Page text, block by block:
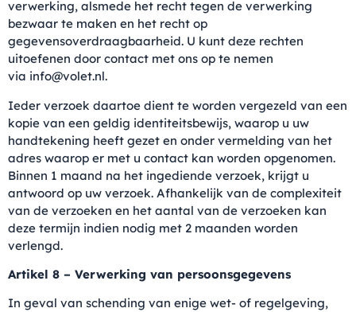
verwerking, alsmede het recht tegen de verwerking
bezwaar te maken en het recht op
gegevensoverdraagbaarheid. U kunt deze rechten
uitoefenen door contact met ons op te nemen
via info@volet.nl.
Ieder verzoek daartoe dient te worden vergezeld van een
kopie van een geldig identiteitsbewijs, waarop u uw
handtekening heeft gezet en onder vermelding van het
adres waarop er met u contact kan worden opgenomen.
Binnen 1 maand na het ingediende verzoek, krijgt u
antwoord op uw verzoek. Afhankelijk van de complexiteit
van de verzoeken en het aantal van de verzoeken kan
deze termijn indien nodig met 2 maanden worden
verlengd.
Artikel 8 – Verwerking van persoonsgegevens
In geval van schending van enige wet- of regelgeving,